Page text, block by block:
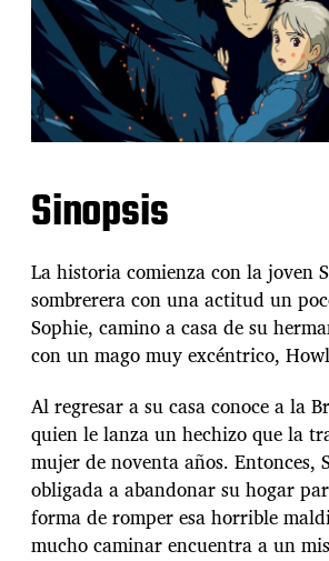
Sinopsis
La historia comienza con la joven
sombrerera con una actitud un
Sophie, camino a casa de su
con un mago muy excéntrico,
Al regresar a su casa conoce a la
quien le lanza un hechizo que la
mujer de noventa años. Entonces,
obligada a abandonar su hogar
forma de romper esa horrible
mucho caminar encuentra a un